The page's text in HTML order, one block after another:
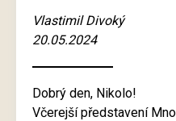
Vlastimil Divoký
20.05.2024
Dobrý den, Nikolo!
Včerejší představení